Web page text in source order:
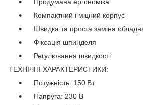
Продумана ергономіка
Компактний і міцний корпус
Швидка та проста заміна
Фіксація шпинделя
Регулювання швидкості
ТЕХНІЧНІ ХАРАКТЕРИСТИКИ:
Потужність: 150 Вт
Напруга: 230 В